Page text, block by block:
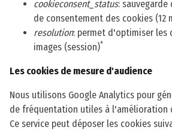
cookieconsent_status:
de consentement des cookies (12
resolution: permet d'optimiser les
images (session)*
Les cookies de mesure d'audience
Nous utilisons Google Analytics pour
de fréquentation utiles à l'amélioration
Ce service peut déposer les cookies